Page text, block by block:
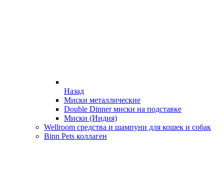
Назад
Миски металлические
Double Dinner миски на подставке
Миски (Индия)
Wellroom средства и шампуни для кошек и собак
Binn Pets коллаген